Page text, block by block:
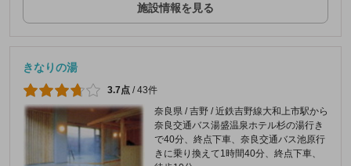
施設情報を見る
きなりの湯
3.7点 /43件
奈良県 / 吉野 / 近鉄吉野線大和上市駅から
奈良交通バス湯盛温泉ホテル杉の湯行き
で40分、終点下車、奈良交通バス池原行
きに乗り換えて1時間40分、終点下車、